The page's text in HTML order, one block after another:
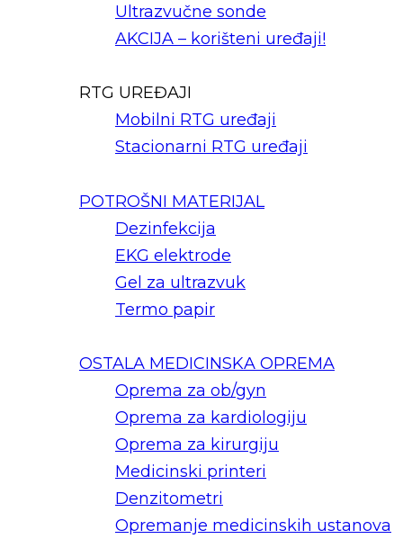
Ultrazvučne sonde
AKCIJA – korišteni uređaji!
RTG UREĐAJI
Mobilni RTG uređaji
Stacionarni RTG uređaji
POTROŠNI MATERIJAL
Dezinfekcija
EKG elektrode
Gel za ultrazvuk
Termo papir
OSTALA MEDICINSKA OPREMA
Oprema za ob/gyn
Oprema za kardiologiju
Oprema za kirurgiju
Medicinski printeri
Denzitometri
Opremanje medicinskih ustanova